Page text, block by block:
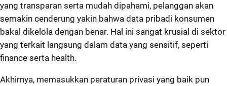
yang transparan serta mudah dipahami, pelanggan akan
semakin cenderung yakin bahwa data pribadi konsumen
bakal dikelola dengan benar. Hal ini sangat krusial di sektor
yang terkait langsung dalam data yang sensitif, seperti
finance serta health.
Akhirnya, memasukkan peraturan privasi yang baik pun